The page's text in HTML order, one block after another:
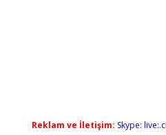
Reklam ve İletişim: Skype: